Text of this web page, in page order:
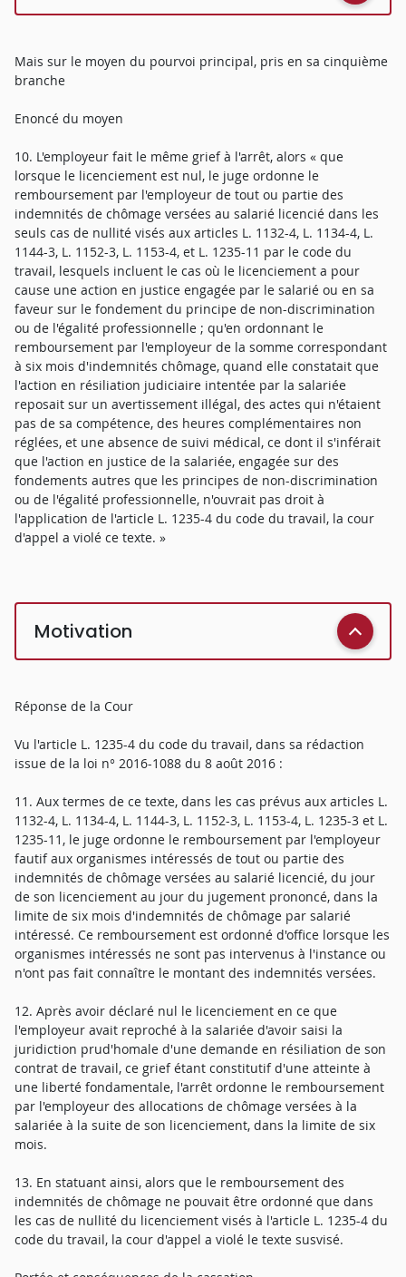
Mais sur le moyen du pourvoi principal, pris en sa cinquième
branche
Enoncé du moyen
10. L'employeur fait le même grief à l'arrêt, alors « que
lorsque le licenciement est nul, le juge ordonne le
remboursement par l'employeur de tout ou partie des
indemnités de chômage versées au salarié licencié dans les
seuls cas de nullité visés aux articles L. 1132-4, L. 1134-4, L.
1144-3, L. 1152-3, L. 1153-4, et L. 1235-11 par le code du
travail, lesquels incluent le cas où le licenciement a pour
cause une action en justice engagée par le salarié ou en sa
faveur sur le fondement du principe de non-discrimination
ou de l'égalité professionnelle ; qu'en ordonnant le
remboursement par l'employeur de la somme correspondant
à six mois d'indemnités chômage, quand elle constatait que
l'action en résiliation judiciaire intentée par la salariée
reposait sur un avertissement illégal, des actes qui n'étaient
pas de sa compétence, des heures complémentaires non
réglées, et une absence de suivi médical, ce dont il s'inférait
que l'action en justice de la salariée, engagée sur des
fondements autres que les principes de non-discrimination
ou de l'égalité professionnelle, n'ouvrait pas droit à
l'application de l'article L. 1235-4 du code du travail, la cour
d'appel a violé ce texte. »
Motivation
Réponse de la Cour
Vu l'article L. 1235-4 du code du travail, dans sa rédaction
issue de la loi n° 2016-1088 du 8 août 2016 :
11. Aux termes de ce texte, dans les cas prévus aux articles L.
1132-4, L. 1134-4, L. 1144-3, L. 1152-3, L. 1153-4, L. 1235-3 et L.
1235-11, le juge ordonne le remboursement par l'employeur
fautif aux organismes intéressés de tout ou partie des
indemnités de chômage versées au salarié licencié, du jour
de son licenciement au jour du jugement prononcé, dans la
limite de six mois d'indemnités de chômage par salarié
intéressé. Ce remboursement est ordonné d'office lorsque les
organismes intéressés ne sont pas intervenus à l'instance ou
n'ont pas fait connaître le montant des indemnités versées.
12. Après avoir déclaré nul le licenciement en ce que
l'employeur avait reproché à la salariée d'avoir saisi la
juridiction prud'homale d'une demande en résiliation de son
contrat de travail, ce grief étant constitutif d'une atteinte à
une liberté fondamentale, l'arrêt ordonne le remboursement
par l'employeur des allocations de chômage versées à la
salariée à la suite de son licenciement, dans la limite de six
mois.
13. En statuant ainsi, alors que le remboursement des
indemnités de chômage ne pouvait être ordonné que dans
les cas de nullité du licenciement visés à l'article L. 1235-4 du
code du travail, la cour d'appel a violé le texte susvisé.